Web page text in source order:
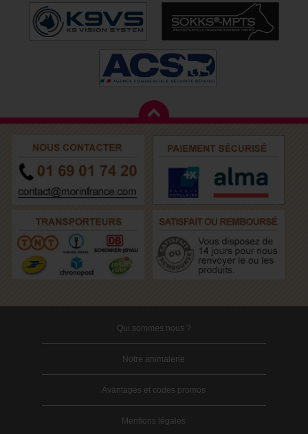
Qui sommes nous ?
Notre animalerie
Avantages et codes promos
Mentions légales